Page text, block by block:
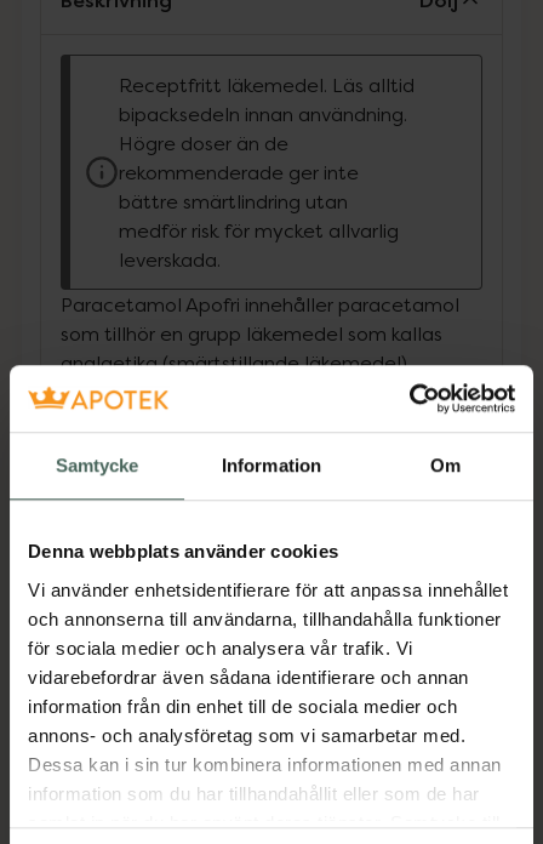
Samtycke Information Om
Denna webbplats använder cookies
Vi använder enhetsidentifierare för att anpassa innehållet
och annonserna till användarna, tillhandahålla funktioner
för sociala medier och analysera vår trafik. Vi
vidarebefordrar även sådana identifierare och annan
information från din enhet till de sociala medier och
annons- och analysföretag som vi samarbetar med.
Dessa kan i sin tur kombinera informationen med annan
information som du har tillhandahållit eller som de har
samlat in när du har använt deras tjänster. Samtycke till
Receptfritt läkemedel. Läs alltid
bipacksedeln innan användning.
Högre doser än de
rekommenderade ger inte
bättre smärtlindring utan
medför risk för mycket allvarlig
leverskada.
Paracetamol Apofri innehåller paracetamol
som tillhör en grupp läkemedel som kallas
analgetika (smärtstillande läkemedel).
Paracetamol Apofri används för behandling
lindrig art, t ex feber vid förkylning, huvudvärk,
tandvärk, menstruationssmärtor, muskel- och
Paracetamol Apofri kan användas av personer
med känslig mage eller magsår och personer
med ökad blödningsbenägenhet.
Du måste tala med läkare om du inte mår
bättre eller om du mår sämre efter 3 dagar
vid feber och 5 dagar vid smärta.
Jämförpris 2,24 kr /st